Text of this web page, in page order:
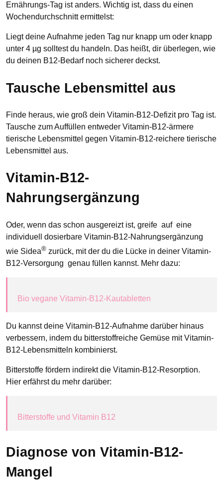
Ernährungs-Tag ist anders. Wichtig ist, dass du einen
Wochendurchschnitt ermittelst:
Liegt deine Aufnahme jeden Tag nur knapp um oder knapp
unter 4 µg solltest du handeln. Das heißt, dir überlegen, wie
du deinen B12-Bedarf noch sicherer deckst.
Tausche Lebensmittel aus
Finde heraus, wie groß dein Vitamin-B12-Defizit pro Tag ist.
Tausche zum Auffüllen entweder Vitamin-B12-ärmere
tierische Lebensmittel gegen Vitamin-B12-reichere tierische
Lebensmittel aus.
Vitamin-B12-
Nahrungsergänzung
Oder, wenn das schon ausgereizt ist, greife auf eine
individuell dosierbare Vitamin-B12-Nahrungsergänzung
wie Sidea® zurück, mit der du die Lücke in deiner Vitamin-
B12-Versorgung genau füllen kannst. Mehr dazu:
Bio vegane Vitamin-B12-Kautabletten
Du kannst deine Vitamin-B12-Aufnahme darüber hinaus
verbessern, indem du bitterstoffreiche Gemüse mit Vitamin-
B12-Lebensmitteln kombinierst.
Bitterstoffe fördern indirekt die Vitamin-B12-Resorption.
Hier erfährst du mehr darüber:
Bitterstoffe und Vitamin B12
Diagnose von Vitamin-B12-
Mangel